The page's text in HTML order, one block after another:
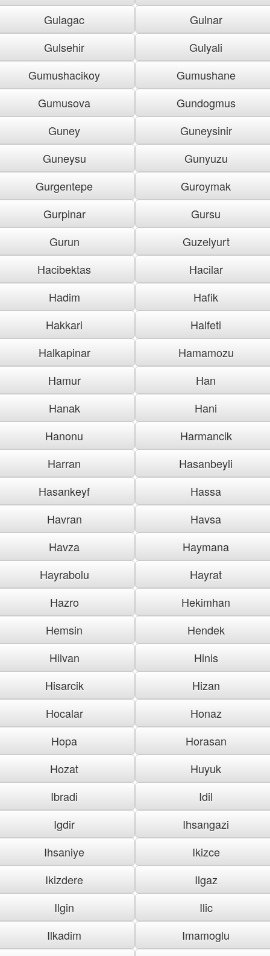
Gulagac
Gulnar
Gulsehir
Gulyali
Gumushacikoy
Gumushane
Gumusova
Gundogmus
Guney
Guneysinir
Guneysu
Gunyuzu
Gurgentepe
Guroymak
Gurpinar
Gursu
Gurun
Guzelyurt
Hacibektas
Hacilar
Hadim
Hafik
Hakkari
Halfeti
Halkapinar
Hamamozu
Hamur
Han
Hanak
Hani
Hanonu
Harmancik
Harran
Hasanbeyli
Hasankeyf
Hassa
Havran
Havsa
Havza
Haymana
Hayrabolu
Hayrat
Hazro
Hekimhan
Hemsin
Hendek
Hilvan
Hinis
Hisarcik
Hizan
Hocalar
Honaz
Hopa
Horasan
Hozat
Huyuk
Ibradi
Idil
Igdir
Ihsangazi
Ihsaniye
Ikizce
Ikizdere
Ilgaz
Ilgin
Ilic
Ilkadim
Imamoglu